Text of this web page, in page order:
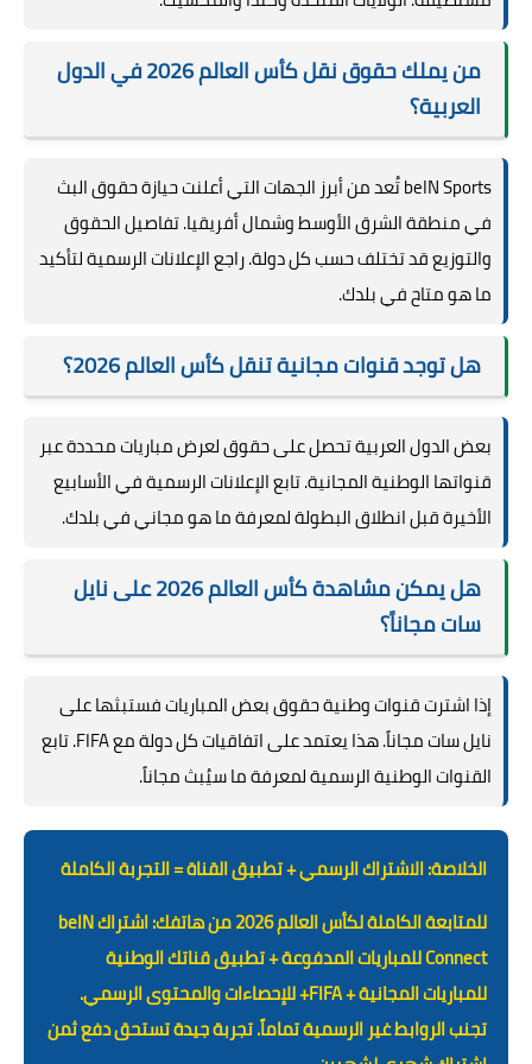
من يملك حقوق نقل كأس العالم 2026 في الدول
العربية؟
beIN Sports تُعد من أبرز الجهات التي أعلنت حيازة حقوق البث
في منطقة الشرق الأوسط وشمال أفريقيا. تفاصيل الحقوق
والتوزيع قد تختلف حسب كل دولة. راجع الإعلانات الرسمية لتأكيد
ما هو متاح في بلدك.
هل توجد قنوات مجانية تنقل كأس العالم 2026؟
بعض الدول العربية تحصل على حقوق لعرض مباريات محددة عبر
قنواتها الوطنية المجانية. تابع الإعلانات الرسمية في الأسابيع
الأخيرة قبل انطلاق البطولة لمعرفة ما هو مجاني في بلدك.
هل يمكن مشاهدة كأس العالم 2026 على نايل
سات مجاناً؟
إذا اشترت قنوات وطنية حقوق بعض المباريات فستبثها على
نايل سات مجاناً. هذا يعتمد على اتفاقيات كل دولة مع FIFA. تابع
القنوات الوطنية الرسمية لمعرفة ما سيُبث مجاناً.
الخلاصة: الاشتراك الرسمي + تطبيق القناة = التجربة الكاملة
للمتابعة الكاملة لكأس العالم 2026 من هاتفك: اشتراك beIN
Connect للمباريات المدفوعة + تطبيق قناتك الوطنية
للمباريات المجانية + FIFA+ للإحصاءات والمحتوى الرسمي.
تجنب الروابط غير الرسمية تماماً. تجربة جيدة تستحق دفع ثمن